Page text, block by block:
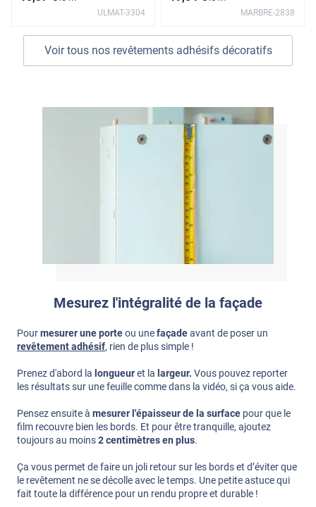
ULMAT-3304 MARBRE-2838
Voir tous nos revêtements adhésifs décoratifs
Mesurez l'intégralité de la façade
Pourmesurer une porteou unefaçadeavant de poser un
revêtement adhésif, rien de plus simple !
Prenez d'abord la longueuret la largeur. Vous pouvez reporter
les résultats sur une feuille comme dans la vidéo, si ça vous aide.
Pensez ensuite à mesurer l'épaisseur de la surface pour que le
film recouvre bien les bords. Et pour être tranquille, ajoutez
toujours au moins2 centimètres en plus.
Ça vous permet de faire un joli retour sur les bords et d’éviter que
le revêtement ne se décolle avec le temps. Une petite astuce qui
fait toute la différence pour un rendu propre et durable !